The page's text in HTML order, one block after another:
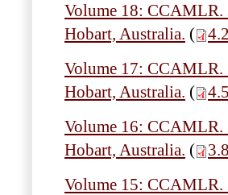
Volume 18:
Hobart, Australia. (
Volume 17:
Hobart, Australia. (
Volume 16:
Hobart, Australia. (
Volume 15: